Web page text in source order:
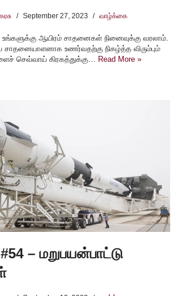
September 27, 2023 வாழ்க்கை
ஆயிரம் சாதனைகள் நினைவுக்கு வரலாம்.
உணர்வதற்கு நிகழ்த்த விரும்பும்
செவ்வாய் கிரகத்துக்கு… Read More »
– மறுபயன்பாட்டு